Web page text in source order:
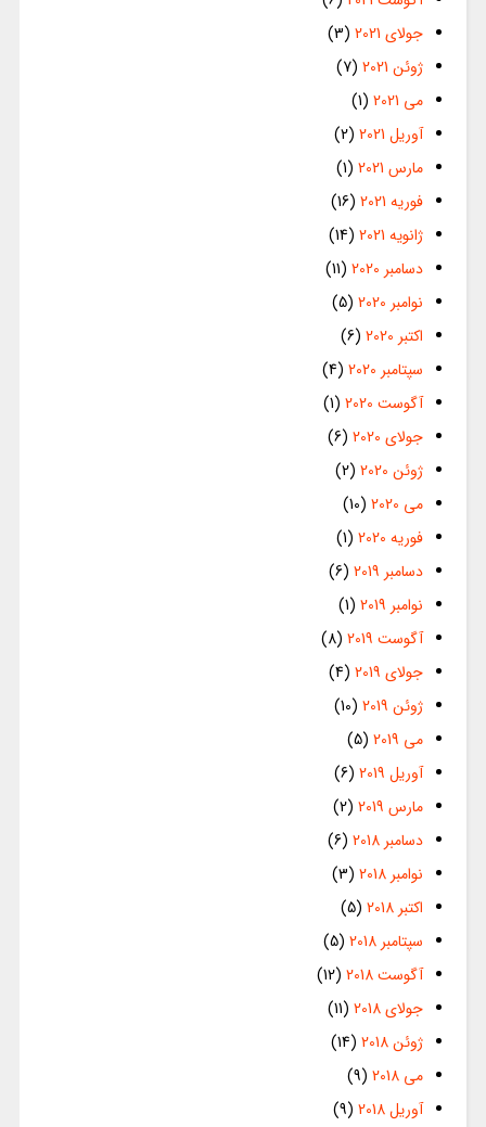
جولای 2021
(3)
ژوئن 2021
(7)
می 2021
(1)
آوریل 2021
(2)
مارس 2021
(1)
فوریه 2021
(16)
ژانویه 2021
(14)
دسامبر 2020
(11)
نوامبر 2020
(5)
اکتبر 2020
(6)
سپتامبر 2020
(4)
آگوست 2020
(1)
جولای 2020
(6)
ژوئن 2020
(2)
می 2020
(10)
فوریه 2020
(1)
دسامبر 2019
(6)
نوامبر 2019
(1)
آگوست 2019
(8)
جولای 2019
(4)
ژوئن 2019
(10)
می 2019
(5)
آوریل 2019
(6)
مارس 2019
(2)
دسامبر 2018
(6)
نوامبر 2018
(3)
اکتبر 2018
(5)
سپتامبر 2018
(5)
آگوست 2018
(12)
جولای 2018
(11)
ژوئن 2018
(14)
می 2018
(9)
آوریل 2018
(9)